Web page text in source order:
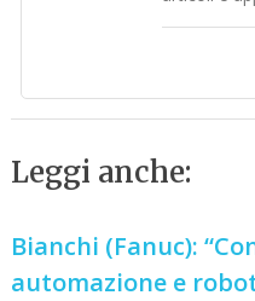
Leggi anche:
Bianchi (Fanuc):
automazione e